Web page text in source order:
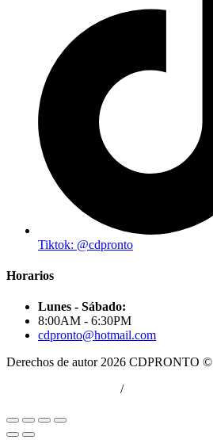
Tiktok: @cdpronto
Horarios
Lunes - Sábado:
8:00AM - 6:30PM
cdpronto@hotmail.com
Derechos de autor 2026 CDPRONTO ©
/